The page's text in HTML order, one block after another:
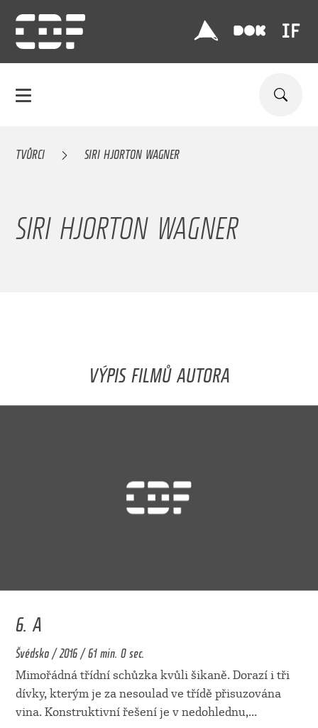
TVŮRCI SIRI HJORTON WAGNER
SIRI HJORTON WAGNER
VÝPIS FILMŮ AUTORA
6. A
Švédsko / 2016 / 61 min. 0 sec.
Mimořádná třídní schůzka kvůli šikaně. Dorazí i tři
dívky, kterým je za nesoulad ve třídě přisuzována
vina. Konstruktivní řešení je v nedohlednu,...